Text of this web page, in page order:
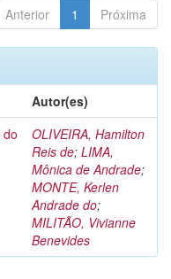
Anterior 1 Próxima
Autor(es)
OLIVEIRA, Hamilton
Reis de; LIMA,
Mônica de Andrade;
MONTE, Kerlen
Andrade do;
MILITÃO, Vivianne
Benevides